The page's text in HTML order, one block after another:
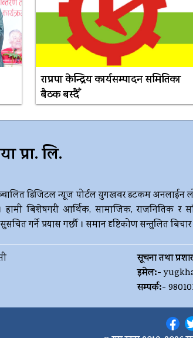
राप्रपा केन्द्रिय कार्यसम्पादन समितिका
बैठक बस्दैँ
प्रा. लि.
डिजिटल न्यूज पोर्टल युगखवर डटकम अनलाईन
हामी बिशेषगरी आर्थिक, सामाजिक, राजनितिक र
गर्ने प्रयास गर्छौ । समान दृष्टिकोण सन्तुलित बिचार
सूचना तथा
इमेल:-
सम्पर्क:-